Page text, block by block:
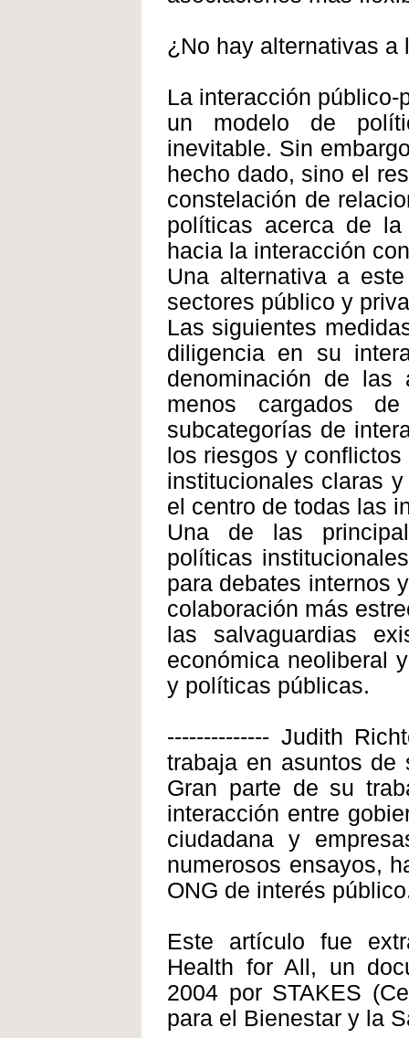
¿No hay alternativas a
La interacción
un modelo de
inevitable. Sin
hecho dado, sino el
constelación de
políticas acerca de
hacia la interacción
Una alternativa a
sectores público y
Las siguientes
diligencia en su
denominación de las
menos cargados
subcategorías de
los riesgos y
institucionales claras
el centro de todas las
Una de las
políticas
para debates internos
colaboración más
las salvaguardias
económica neoliberal
y políticas públicas.
-------------- Judith
trabaja en asuntos de
Gran parte de su
interacción entre
ciudadana y
numerosos ensayos,
ONG de interés
Este artículo fue
Health for All, un
2004 por STAKES
para el Bienestar y la